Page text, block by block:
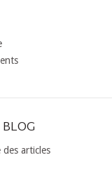
des articles